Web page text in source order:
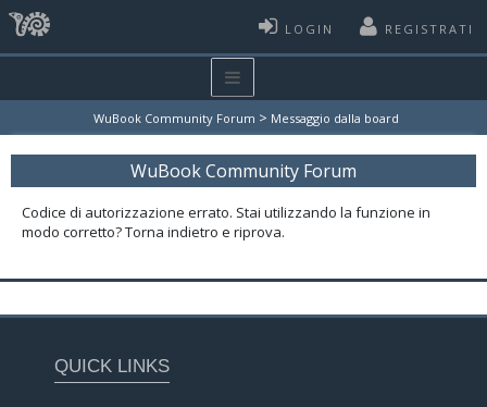
LOGIN REGISTRATI
WuBook Community Forum > Messaggio dalla board
WuBook Community Forum
Codice di autorizzazione errato. Stai utilizzando la funzione in
modo corretto? Torna indietro e riprova.
QUICK LINKS